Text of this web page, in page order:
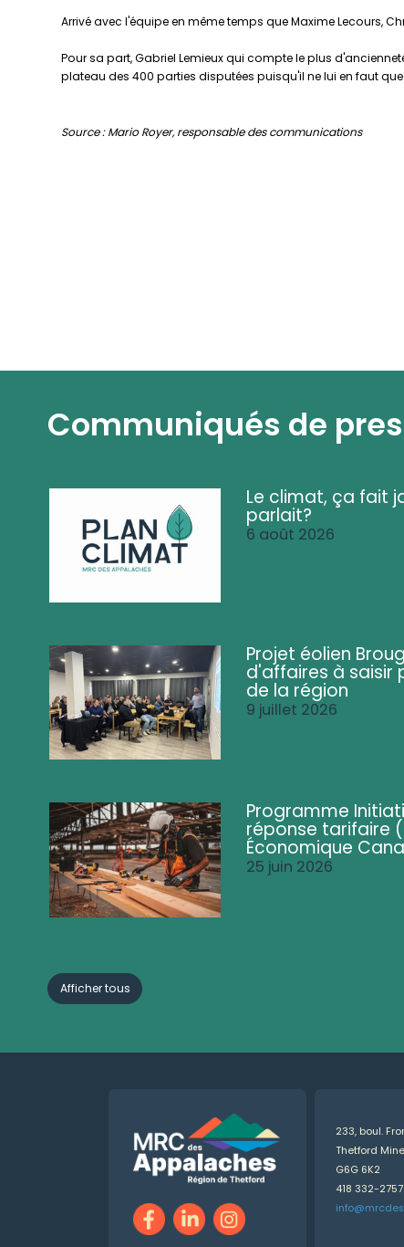
Arrivé avec l'équipe en même temps que Maxime Lecours,
Pour sa part, Gabriel Lemieux qui compte le plus
plateau des 400 parties disputées puisqu'il ne lui en faut
Source : Mario Royer, responsable des communications
Communiqués de
Le climat, ça fait
parlait?
6 août 2026
Projet éolien
d'affaires à saisir
de la région
9 juillet 2026
Programme
réponse tarifaire
Économique
25 juin 2026
Afficher tous
233, boul.
Thetford
G6G 6K2
418 332-2757